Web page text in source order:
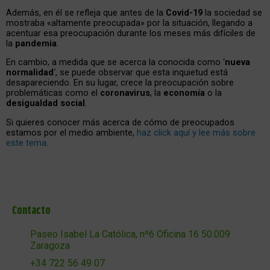
Además, en él se refleja que antes de la Covid-19 la sociedad se
mostraba «altamente preocupada» por la situación, llegando a
acentuar esa preocupación durante los meses más difíciles de
la pandemia.
En cambio, a medida que se acerca la conocida como ‘nueva
normalidad ‘, se puede observar que esta inquietud está
desapareciendo. En su lugar, crece la preocupación sobre
problemáticas como el coronavirus, la economía o la
desigualdad social .
Si quieres conocer más acerca de cómo de preocupados
estamos por el medio ambiente, haz click aquí y lee más sobre
este tema.
Contacto
Paseo Isabel La Católica, nº6 Oficina 16 50.009
Zaragoza
+34 722 56 49 07